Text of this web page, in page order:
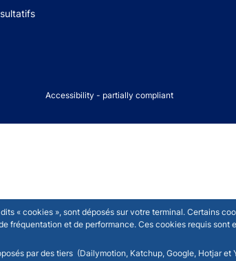
« cookies », sont déposés sur votre terminal. Certains
fréquentation et de performance. Ces cookies requis sont
par des tiers (Dailymotion, Katchup, Google, Hotjar
notice menuAccessibility - partially compliant